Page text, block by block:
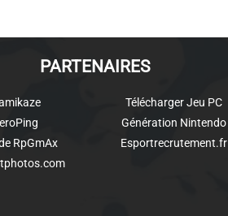
PARTENAIRES
RpGmAx
Télécharger Jeu PC
Génération Nintendo
Esportrecrutement.fr